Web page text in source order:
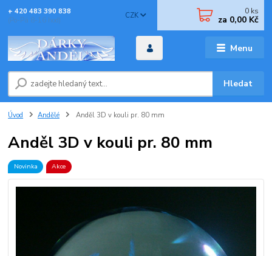
Menu
CZK
Hledat
+ 420 483 390 838
(Po-Pá 8-16 hod)
0 ks
za 0,00 Kč
Úvod Andělé Anděl 3D v kouli pr. 80 mm
Anděl 3D v kouli pr. 80 mm
Novinka Akce